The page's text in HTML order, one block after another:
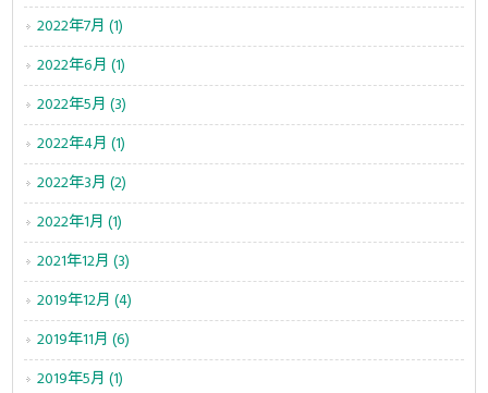
2022年7月 (1)
2022年6月 (1)
2022年5月 (3)
2022年4月 (1)
2022年3月 (2)
2022年1月 (1)
2021年12月 (3)
2019年12月 (4)
2019年11月 (6)
2019年5月 (1)